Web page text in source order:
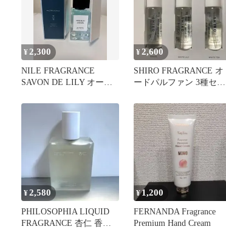
¥ 2,300
NILE FRAGRANCE
SAVON DE LILY オード
¥2,600
SHIRO FRAGRANCE オ
ードパルファン 3種セッ
¥2,580
PHILOSOPHIA LIQUID
FRAGRANCE 杏仁 香水
¥1,200
FERNANDA Fragrance
Premium Hand Cream